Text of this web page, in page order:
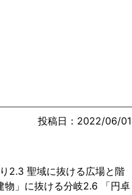
投稿日：2022/06/01
2.3 聖域に抜ける広場と階
物」に抜ける分岐2.6 「円卓